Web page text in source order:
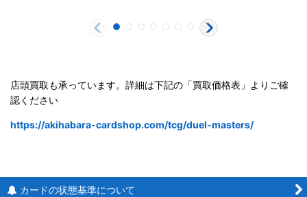
店頭買取も承っています。詳細は下記の「買取価格表」よりご確
認ください
https://akihabara-cardshop.com/tcg/duel-masters/
カードの状態基準について